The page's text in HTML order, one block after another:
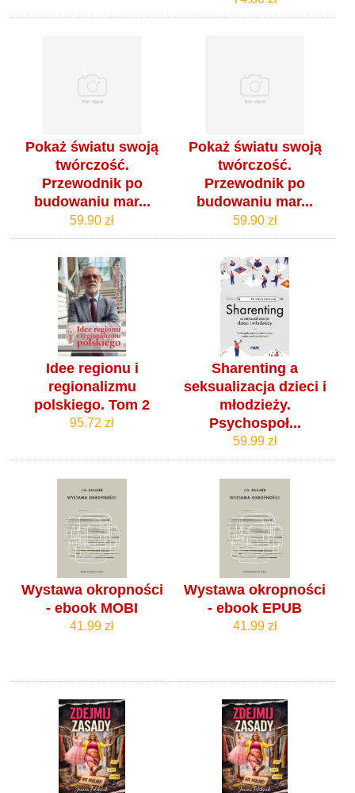
Pokaż światu swoją
twórczość.
Przewodnik po
budowaniu mar...
59.90 zł
Pokaż światu swoją
twórczość.
Przewodnik po
budowaniu mar...
59.90 zł
Idee regionu i
regionalizmu
polskiego. Tom 2
95.72 zł
Sharenting a
seksualizacja dzieci i
młodzieży.
Psychospoł...
59.99 zł
Wystawa okropności
- ebook MOBI
41.99 zł
Wystawa okropności
- ebook EPUB
41.99 zł